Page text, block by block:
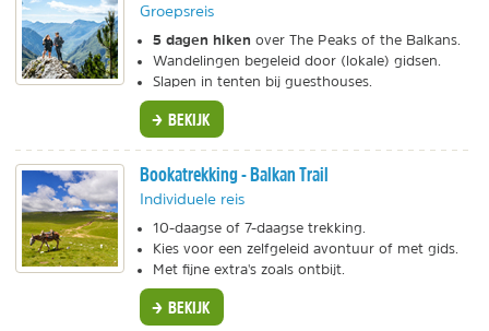
Groepsreis
5 dagen hiken over The Peaks of the Balkans.
Wandelingen begeleid door (lokale) gidsen.
Slapen in tenten bij guesthouses.
BEKIJK
Bookatrekking - Balkan Trail
Individuele reis
10-daagse of 7-daagse trekking.
Kies voor een zelfgeleid avontuur of met gids.
Met fijne extra's zoals ontbijt.
BEKIJK